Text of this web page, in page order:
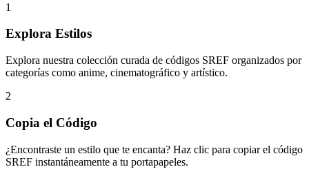
1
Explora Estilos
Explora nuestra colección curada de códigos SREF organizados por
categorías como anime, cinematográfico y artístico.
2
Copia el Código
¿Encontraste un estilo que te encanta? Haz clic para copiar el código
SREF instantáneamente a tu portapapeles.